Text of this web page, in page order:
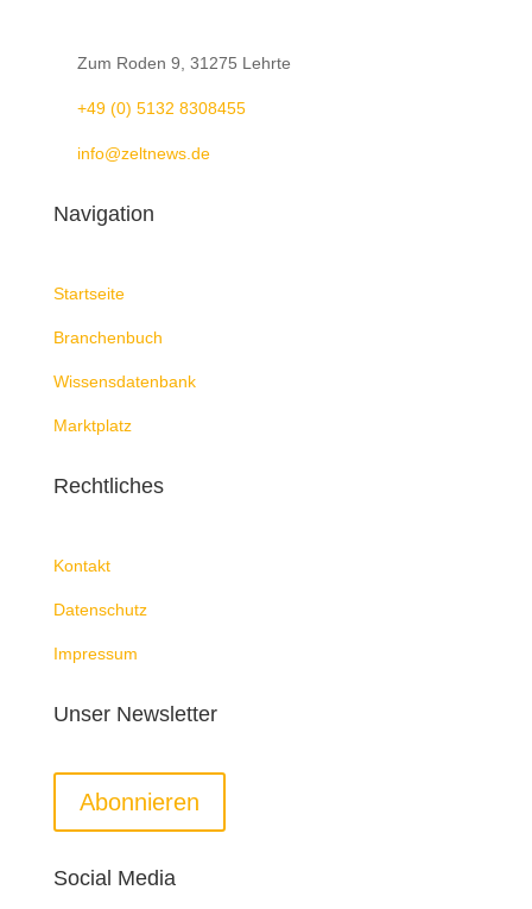
Zum Roden 9, 31275 Lehrte
+49 (0) 5132 8308455
info@zeltnews.de
Navigation
Startseite
Branchenbuch
Wissensdatenbank
Marktplatz
Rechtliches
Kontakt
Datenschutz
Impressum
Unser Newsletter
Abonnieren
Social Media